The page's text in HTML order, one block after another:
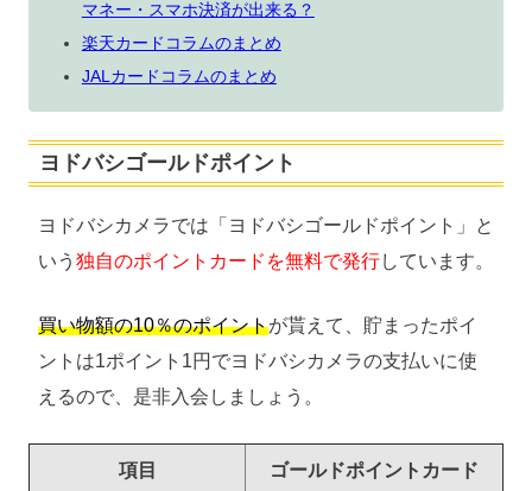
マネー・スマホ決済が出来る？
楽天カードコラムのまとめ
JALカードコラムのまとめ
ヨドバシゴールドポイント
ヨドバシカメラでは「ヨドバシゴールドポイント」と
いう 独自のポイントカードを無料で発行しています。
買い物額の10％のポイントが貰えて、貯まったポイ
ントは1ポイント1円でヨドバシカメラの支払いに使
えるので、是非入会しましょう。
項目 ゴールドポイントカード